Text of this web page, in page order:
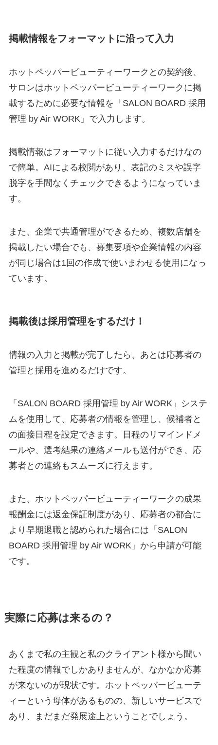
掲載情報をフォーマットに沿って入力
ホットペッパービューティーワークとの契約後、
サロンはホットペッパービューティーワークに掲
載するために必要な情報を「SALON BOARD 採用
管理 by Air WORK」で入力します。
掲載情報はフォーマットに従い入力するだけなの
で簡単。AIによる校閲があり、表記のミスや誤字
脱字を手間なくチェックできるようになっていま
す。
また、企業で共通管理ができるため、複数店舗を
掲載したい場合でも、募集要項や企業情報の内容
が同じ場合は1回の作成で使いまわせる使用になっ
ています。
掲載後は採用管理をするだけ！
情報の入力と掲載が完了したら、あとは応募者の
管理と採用を進めるだけです。
「SALON BOARD 採用管理 by Air WORK」システ
ムを使用して、応募者の情報を管理し、候補者と
の面接日程を設定できます。日程のリマインドメ
ールや、選考結果の連絡メールも送付ができ、応
募者との連絡もスムーズに行えます。
また、ホットペッパービューティーワークの成果
報酬金には返金保証制度があり、応募者の都合に
より早期退職と認められた場合には「SALON
BOARD 採用管理 by Air WORK」から申請が可能
です。
実際に応募は来るの？
あくまで私の主観と私のクライアント様から聞い
た程度の情報でしかありませんが、なかなか応募
が来ないのが現状です。ホットペッパービューテ
ィーという母体があるものの、新しいサービスで
あり、まだまだ発展途上ということでしょう。